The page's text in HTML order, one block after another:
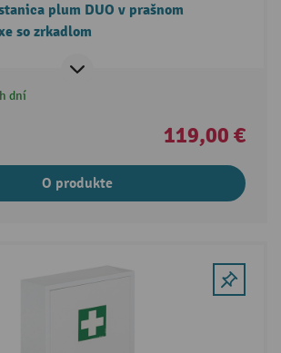
plum DUO v prašnom
so zrkadlom
dní
119,00 €
O produkte